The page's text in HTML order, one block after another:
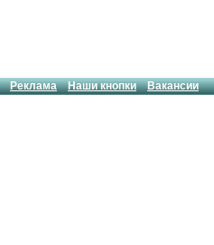
Реклама Наши кнопки Вакансии